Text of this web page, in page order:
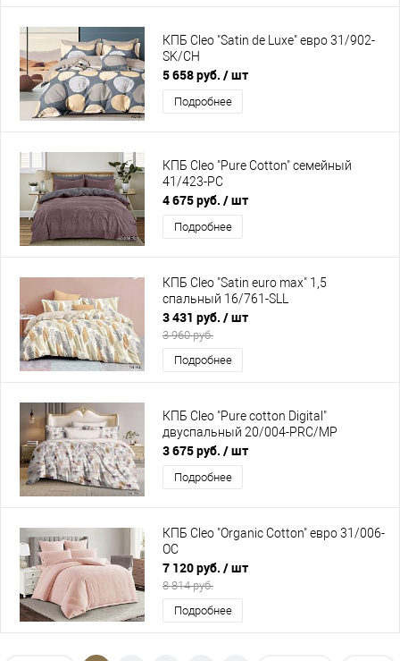
КПБ Cleo "Satin de Luxe" евро 31/902-
SK/CH
5 658 руб. / шт
Подробнее
КПБ Cleo "Pure Cotton" семейный
41/423-PC
4 675 руб. / шт
Подробнее
КПБ Cleo "Satin euro max" 1,5
спальный 16/761-SLL
3 431 руб. / шт
3 960 руб.
Подробнее
КПБ Cleo "Pure cotton Digital"
двуспальный 20/004-PRC/MP
3 675 руб. / шт
Подробнее
КПБ Cleo "Organic Cotton" евро 31/006-
OC
7 120 руб. / шт
8 814 руб.
Подробнее